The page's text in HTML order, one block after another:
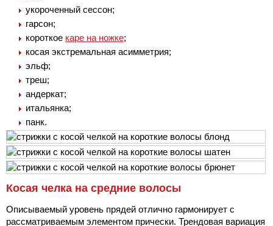
укороченный сессон;
гарсон;
короткое каре на ножке;
косая экстремальная асимметрия;
эльф;
треш;
андеркат;
итальянка;
панк.
Косая челка на средние волосы
Описываемый уровень прядей отлично гармонирует с
рассматриваемым элементом прически. Трендовая вариация